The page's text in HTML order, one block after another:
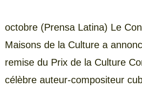
octobre (Prensa Latina) Le
Maisons de la Culture a
remise du Prix de la Culture
célèbre auteur-compositeur